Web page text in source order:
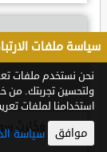
قصيدة وَخُبِّرتُ
سياسة ملفات
نحن نستخدم ملفات
ولتحسين تجربتك. من
استخدامنا لملفات
موافق سياسة